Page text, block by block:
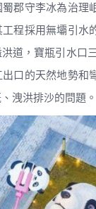
郡守李冰為治理
程採用無壩引水
道，寶瓶引水口
口的天然地勢和
洩洪排沙的問題。